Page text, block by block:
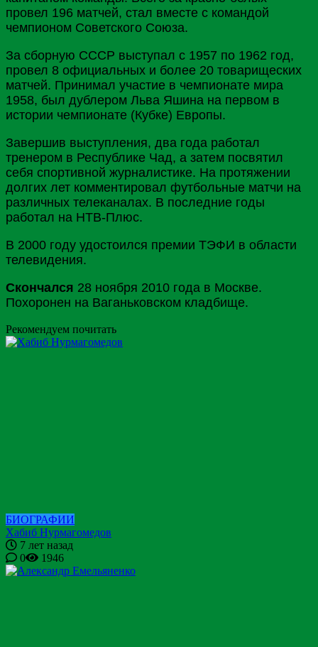
провел 196 матчей, стал вместе с командой
чемпионом Советского Союза.
За сборную СССР выступал с 1957 по 1962 год,
провел 8 официальных и более 20 товарищеских
матчей. Принимал участие в чемпионате мира
1958, был дублером Льва Яшина на первом в
истории чемпионате (Кубке) Европы.
Завершив выступления, два года работал
тренером в Республике Чад, а затем посвятил
себя спортивной журналистике. На протяжении
долгих лет комментировал футбольные матчи на
различных телеканалах. В последние годы
работал на НТВ-Плюс.
В 2000 году удостоился премии ТЭФИ в области
телевидения.
Скончался 28 ноября 2010 года в Москве.
Похоронен на Ваганьковском кладбище.
Рекомендуем почитать
БИОГРАФИИ
Хабиб Нурмагомедов
7 лет назад
0
1946